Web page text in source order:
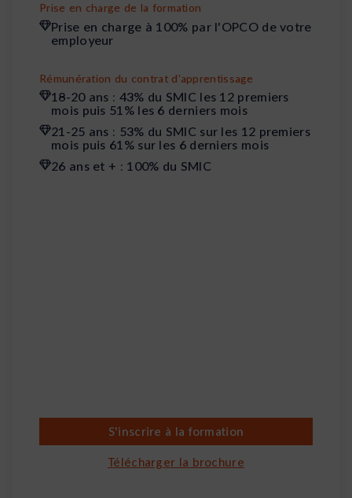
Prise en charge de la formation
Prise en charge à 100% par l'OPCO de votre
employeur
Rémunération du contrat d’apprentissage
18-20 ans : 43% du SMIC les 12 premiers
mois puis 51% les 6 derniers mois
21-25 ans : 53% du SMIC sur les 12 premiers
mois puis 61% sur les 6 derniers mois
26 ans et + : 100% du SMIC
S'inscrire à la formation
Télécharger la brochure